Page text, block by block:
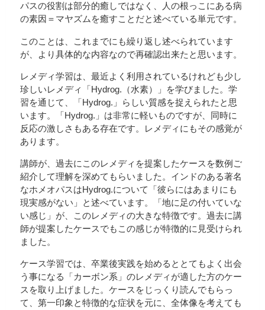
パスの役割は部分的癒しではなく、人の根っこにある病
の素因＝マヤズムを癒すことだと述べている単元です。
このことは、これまでにも繰り返し述べられています
が、より具体的な内容なので再確認出来たと思います。
レメディ学習は、最近よく利用されているけれども少し
珍しいレメディ「Hydrog.（水素）」を学びました。学
習を通じて、「Hydrog.」らしい質感を捉えられたと思
います。「Hydrog.」は非常に軽いものですが、同時に
反応の激しさもある存在です。レメディにもその感覚が
あります。
講師が、過去にこのレメディを提案したケースを数例ご
紹介して理解を深めてもらいました。インドのある著名
なホメオパスはHydrog.について「彼らにはあまりにも
現実感がない」と述べています。「地に足の付いていな
い感じ」が、このレメディの大きな特徴です。過去に講
師が提案したケースでもこの感じが特徴的に見受けられ
ました。
ケース学習では、卒業後実践を始めるととてもよく出会
う事になる「カーボン系」のレメディが適した方のケー
スを取り上げました。ケースをじっくり読んでもらっ
て、第一印象と特徴的な症状を元に、全体像を考えても